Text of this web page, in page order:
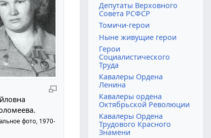
фото, 1970-
Депутаты Верховного
Совета РСФСР
Томичи-герои
Ныне живущие герои
Герои
Социалистического
Труда
Кавалеры Ордена
Ленина
Кавалеры ордена
Октябрьской Революции
Кавалеры Ордена
Трудового Красного
Знамени